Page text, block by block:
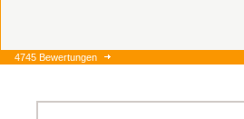
07.08.26 ▼
4745 Bewertungen